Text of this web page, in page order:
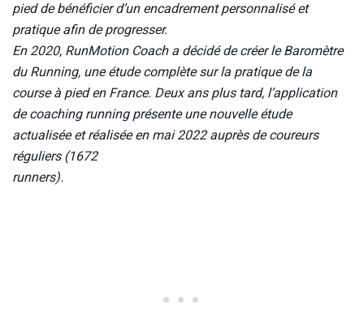
pied de bénéficier d’un encadrement personnalisé et
pratique afin de progresser.
En 2020, RunMotion Coach a décidé de créer le Baromètre
du Running, une étude complète sur la pratique de la
course à pied en France. Deux ans plus tard, l’application
de coaching running présente une nouvelle étude
actualisée et réalisée en mai 2022 auprès de coureurs
réguliers (1672
runners).